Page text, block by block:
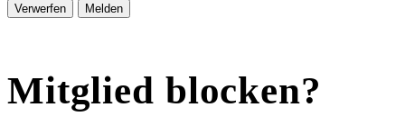
Melden
Mitglied blocken?